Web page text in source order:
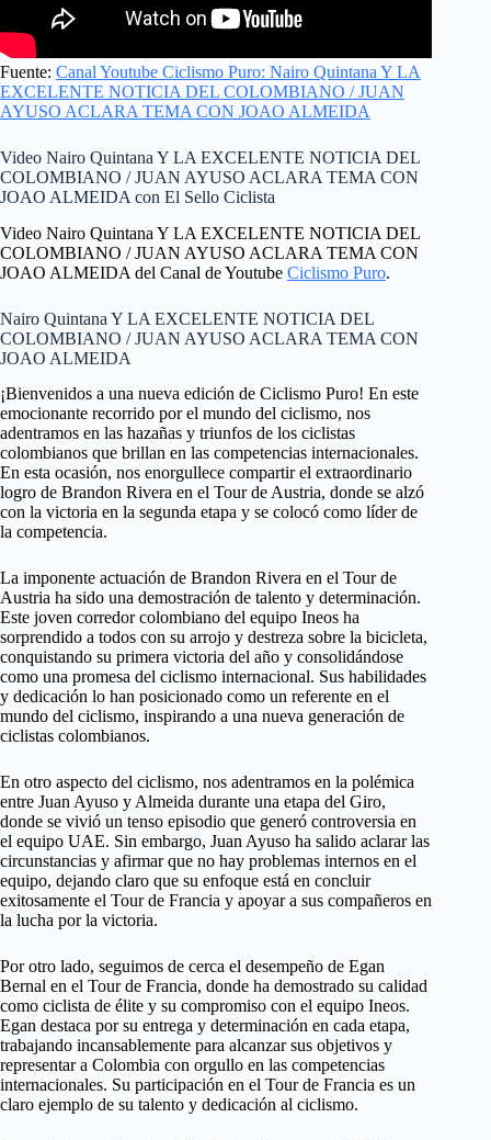
Fuente: Canal Youtube Ciclismo Puro: Nairo Quintana Y LA
EXCELENTE NOTICIA DEL COLOMBIANO / JUAN
AYUSO ACLARA TEMA CON JOAO ALMEIDA
Video Nairo Quintana Y LA EXCELENTE NOTICIA DEL
COLOMBIANO / JUAN AYUSO ACLARA TEMA CON
JOAO ALMEIDA con El Sello Ciclista
Video Nairo Quintana Y LA EXCELENTE NOTICIA DEL
COLOMBIANO / JUAN AYUSO ACLARA TEMA CON
JOAO ALMEIDA del Canal de Youtube Ciclismo Puro.
Nairo Quintana Y LA EXCELENTE NOTICIA DEL
COLOMBIANO / JUAN AYUSO ACLARA TEMA CON
JOAO ALMEIDA
¡Bienvenidos a una nueva edición de Ciclismo Puro! En este
emocionante recorrido por el mundo del ciclismo, nos
adentramos en las hazañas y triunfos de los ciclistas
colombianos que brillan en las competencias internacionales.
En esta ocasión, nos enorgullece compartir el extraordinario
logro de Brandon Rivera en el Tour de Austria, donde se alzó
con la victoria en la segunda etapa y se colocó como líder de
la competencia.
La imponente actuación de Brandon Rivera en el Tour de
Austria ha sido una demostración de talento y determinación.
Este joven corredor colombiano del equipo Ineos ha
sorprendido a todos con su arrojo y destreza sobre la bicicleta,
conquistando su primera victoria del año y consolidándose
como una promesa del ciclismo internacional. Sus habilidades
y dedicación lo han posicionado como un referente en el
mundo del ciclismo, inspirando a una nueva generación de
ciclistas colombianos.
En otro aspecto del ciclismo, nos adentramos en la polémica
entre Juan Ayuso y Almeida durante una etapa del Giro,
donde se vivió un tenso episodio que generó controversia en
el equipo UAE. Sin embargo, Juan Ayuso ha salido aclarar las
circunstancias y afirmar que no hay problemas internos en el
equipo, dejando claro que su enfoque está en concluir
exitosamente el Tour de Francia y apoyar a sus compañeros en
la lucha por la victoria.
Por otro lado, seguimos de cerca el desempeño de Egan
Bernal en el Tour de Francia, donde ha demostrado su calidad
como ciclista de élite y su compromiso con el equipo Ineos.
Egan destaca por su entrega y determinación en cada etapa,
trabajando incansablemente para alcanzar sus objetivos y
representar a Colombia con orgullo en las competencias
internacionales. Su participación en el Tour de Francia es un
claro ejemplo de su talento y dedicación al ciclismo.